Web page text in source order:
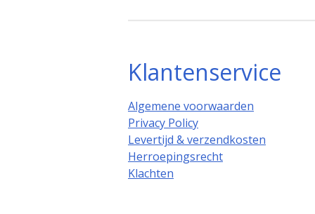
Klantenservice
Algemene voorwaarden
Privacy Policy
Levertijd & verzendkosten
Herroepingsrecht
Klachten